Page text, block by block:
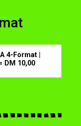
4-Format |
DM 10,00